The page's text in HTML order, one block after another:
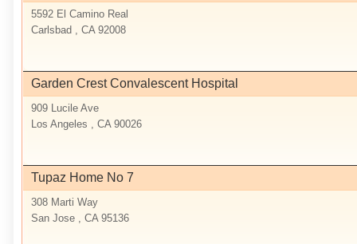
5592 El Camino Real
Carlsbad , CA 92008
Garden Crest Convalescent Hospital
909 Lucile Ave
Los Angeles , CA 90026
Tupaz Home No 7
308 Marti Way
San Jose , CA 95136